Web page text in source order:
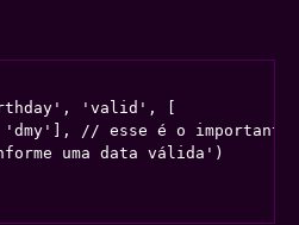
'valid', [
// esse é o importante,
uma data válida')